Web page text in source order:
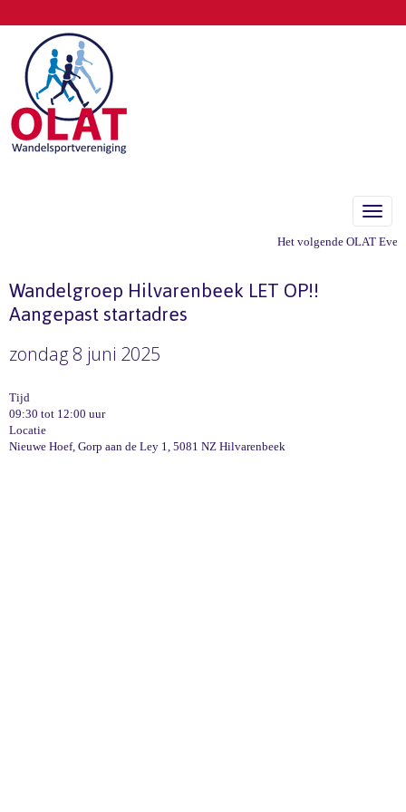
Het volgende OLAT
Wandelgroep Hilvarenbeek LET OP!!
Aangepast startadres
zondag 8 juni 2025
Tijd
09:30 tot 12:00 uur
Locatie
Nieuwe Hoef, Gorp aan de Ley 1, 5081 NZ Hilvarenbeek